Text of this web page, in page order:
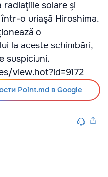
radiaţiile solare şi
o uriaşă Hiroshima.
o
la aceste schimbări,
suspiciuni.
view.hot?id=9172
Point.md в Google